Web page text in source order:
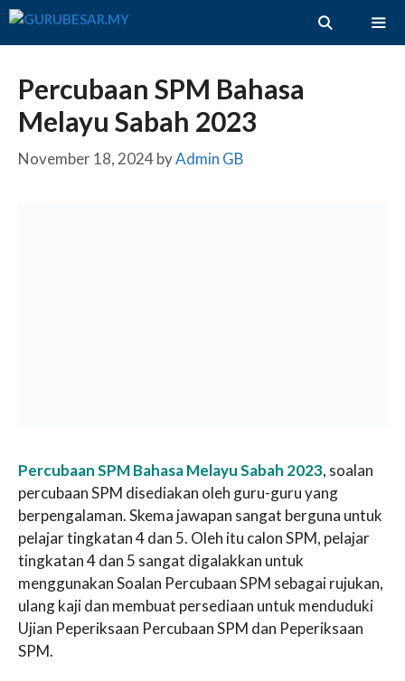
Skip
Percubaan SPM Bahasa
Melayu Sabah 2023
November 18, 2024byAdmin GB
Percubaan SPM Bahasa Melayu Sabah 2023, soalan
percubaan SPM disediakan oleh guru-guru yang
berpengalaman. Skema jawapan sangat berguna untuk
pelajar tingkatan 4 dan 5. Oleh itu calon SPM, pelajar
tingkatan 4 dan 5 sangat digalakkan untuk
menggunakan Soalan Percubaan SPM sebagai rujukan,
ulang kaji dan membuat persediaan untuk menduduki
Ujian Peperiksaan Percubaan SPM dan Peperiksaan
SPM.